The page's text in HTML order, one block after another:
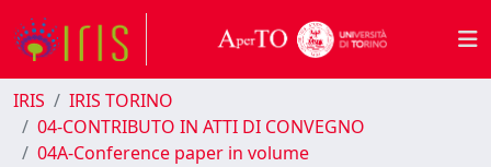
IRIS
IRIS TORINO
04-CONTRIBUTO IN ATTI DI CONVEGNO
04A-Conference paper in volume